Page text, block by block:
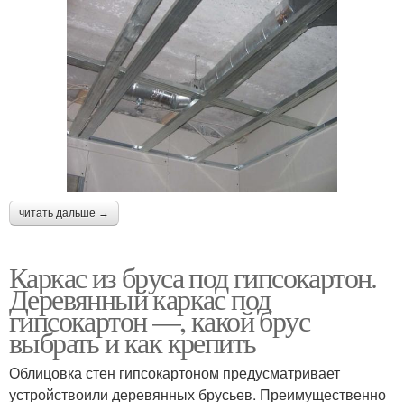
читать дальше →
Каркас из бруса под гипсокартон.
Деревянный каркас под
гипсокартон —, какой брус
выбрать и как крепить
Облицовка стен гипсокартоном предусматривает
устройствоили деревянных брусьев. Преимущественно